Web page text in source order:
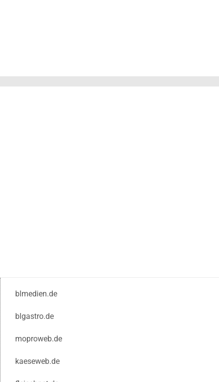
blmedien.de
blgastro.de
moproweb.de
kaeseweb.de